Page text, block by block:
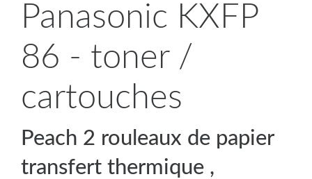
Panasonic KXFP
86 - toner /
cartouches
Peach 2 rouleaux de papier
transfert thermique ,